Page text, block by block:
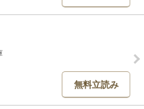
無料立読み